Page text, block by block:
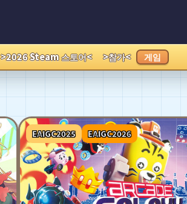
>2026 Steam 스토어< >참가< 게임
EAIGC2025 EAIGC2026